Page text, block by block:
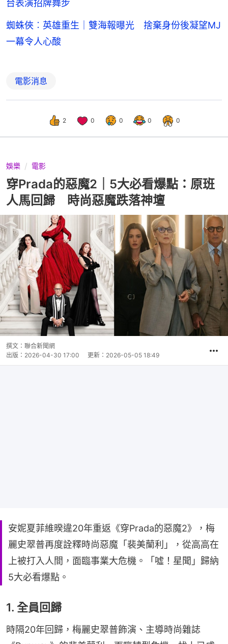
台表演招牌舞步
蜘蛛俠︰英雄重生｜雙海報曝光 捨棄身份後凝望MJ
一幕令人心酸
電影消息
2 0 0 0 0
娛樂 電影
穿Prada的惡魔2｜5大必看爆點：原班
人馬回歸 時尚惡魔跌落神壇
撰文： 聯合新聞網
出版： 2026-04-30 17:00 更新： 2026-05-05 18:49
安妮夏菲維暌違20年重返《穿Prada的惡魔2》，梅
麗史翠普再度詮釋時尚惡魔「裴美蘭利」，從高高在
上被打入人間，面臨事業大危機。「噓！星聞」歸納
5大必看爆點。
1. 全員回歸
時隔20年回歸，梅麗史翠普飾演、主導時尚雜誌